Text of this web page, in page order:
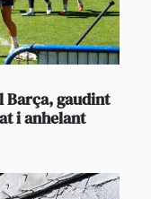
Barça, gaudint
i anhelant